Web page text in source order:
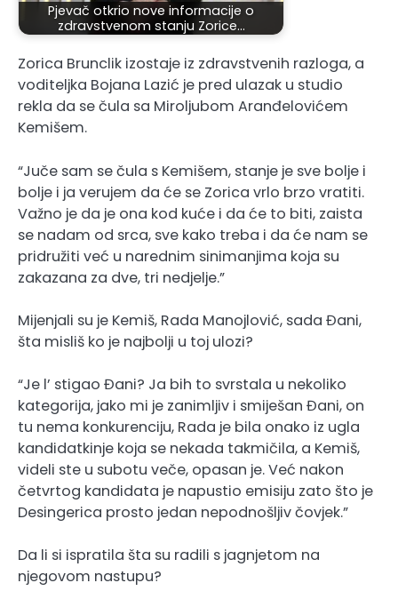
Pjevač otkrio nove informacije o
zdravstvenom stanju Zorice…
Zorica Brunclik izostaje iz zdravstvenih razloga, a
voditeljka Bojana Lazić je pred ulazak u studio
rekla da se čula sa Miroljubom Aranđelovićem
Kemišem.
“Juče sam se čula s Kemišem, stanje je sve bolje i
bolje i ja verujem da će se Zorica vrlo brzo vratiti.
Važno je da je ona kod kuće i da će to biti, zaista
se nadam od srca, sve kako treba i da će nam se
pridružiti već u narednim sinimanjima koja su
zakazana za dve, tri nedjelje.”
Mijenjali su je Kemiš, Rada Manojlović, sada Đani,
šta misliš ko je najbolji u toj ulozi?
“Je l’ stigao Đani? Ja bih to svrstala u nekoliko
kategorija, jako mi je zanimljiv i smiješan Đani, on
tu nema konkurenciju, Rada je bila onako iz ugla
kandidatkinje koja se nekada takmičila, a Kemiš,
videli ste u subotu veče, opasan je. Već nakon
četvrtog kandidata je napustio emisiju zato što je
Desingerica prosto jedan nepodnošljiv čovjek.”
Da li si ispratila šta su radili s jagnjetom na
njegovom nastupu?